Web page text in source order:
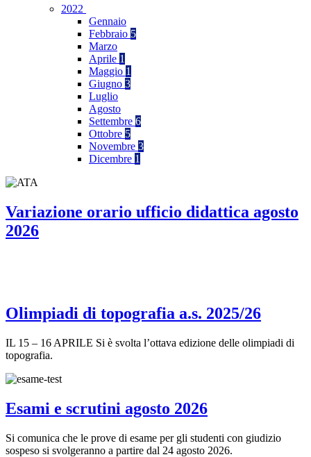
2022
Gennaio
Febbraio 5
Marzo
Aprile 1
Maggio 1
Giugno 3
Luglio
Agosto
Settembre 6
Ottobre 5
Novembre 3
Dicembre 1
Variazione orario ufficio didattica agosto
2026
Olimpiadi di topografia a.s. 2025/26
IL 15 – 16 APRILE Si è svolta l’ottava edizione delle olimpiadi di
topografia.
Esami e scrutini agosto 2026
Si comunica che le prove di esame per gli studenti con giudizio
sospeso si svolgeranno a partire dal 24 agosto 2026.